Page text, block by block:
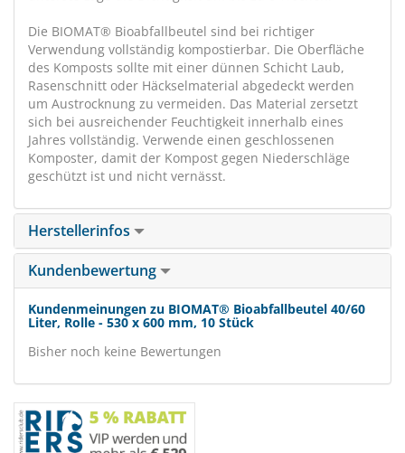
Die BIOMAT® Bioabfallbeutel sind bei richtiger
Verwendung vollständig kompostierbar. Die Oberfläche
des Komposts sollte mit einer dünnen Schicht Laub,
Rasenschnitt oder Häckselmaterial abgedeckt werden
um Austrocknung zu vermeiden. Das Material zersetzt
sich bei ausreichender Feuchtigkeit innerhalb eines
Jahres vollständig. Verwende einen geschlossenen
Komposter, damit der Kompost gegen Niederschläge
geschützt ist und nicht vernässt.
Herstellerinfos
Kundenbewertung
Kundenmeinungen zu BIOMAT® Bioabfallbeutel 40/60
Liter, Rolle - 530 x 600 mm, 10 Stück
Bisher noch keine Bewertungen